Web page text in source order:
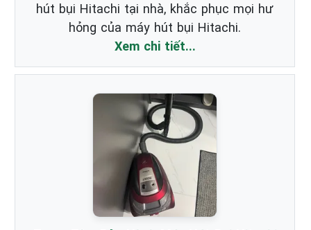
hút bụi Hitachi tại nhà, khắc phục mọi hư
hỏng của máy hút bụi Hitachi.
Xem chi tiết...